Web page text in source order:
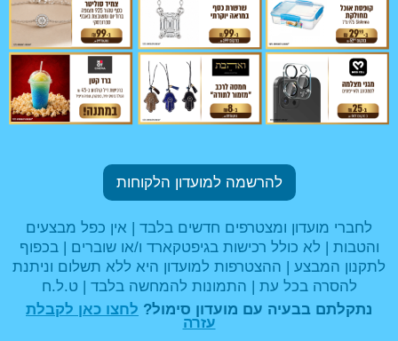
להרשמה למועדון הלקוחות
לחברי מועדון ומצטרפים חדשים בלבד | אין כפל מבצעים
והטבות | לא כולל רכישות בגיפטקארד ו/או שוברים | בכפוף
לתקנון המבצע | ההצטרפות למועדון היא ללא תשלום וניתנת
להסרה בכל עת | התמונות להמחשה בלבד | ט.ל.ח
נתקלתם בבעיה עם מועדון סימול? לחצו כאן לקבלת
עזרה